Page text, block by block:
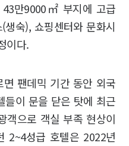
만9000㎡ 부지에 고급
숙), 쇼핑센터와 문화시
이다.
팬데믹 기간 동안 외국
들이 문을 닫은 탓에 최근
객으로 객실 부족 현상이
2~4성급 호텔은 2022년